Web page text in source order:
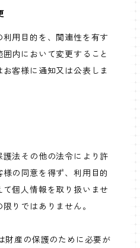
用目的を、関連性を有す
内において変更すること
客様に通知又は公表しま
法その他の法令により許
の同意を得ず、利用目的
個人情報を取り扱いませ
りではありません。
財産の保護のために必要が